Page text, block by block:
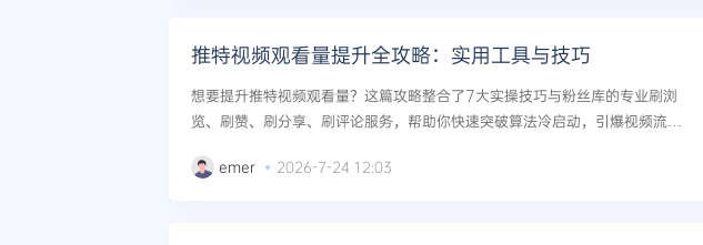
推特视频观看量提升全攻略：实用工具与技巧
想要提升推特视频观看量？这篇攻略整合了7大实操技巧与粉丝库的专业刷浏
览、刷赞、刷分享、刷评论服务，帮助你快速突破算法冷启动，引爆视频流
emer 2026-7-24 12:03